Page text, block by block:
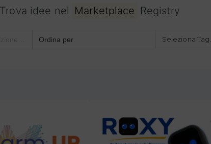
Trova idee nel Marketplace Registry
Seleziona Tag…